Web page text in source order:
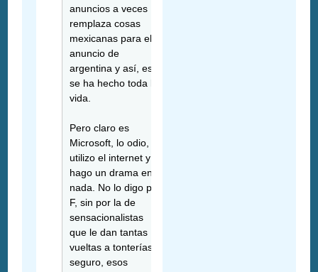
anuncios a veces
remplaza cosas
mexicanas para el
anuncio de
argentina y así, eso
se ha hecho toda la
vida.
Pero claro es
Microsoft, lo odio,
utilizo el internet y
hago un drama en
nada. No lo digo por
F, sin por la de
sensacionalistas
que le dan tantas
vueltas a tonterías y
seguro, esos